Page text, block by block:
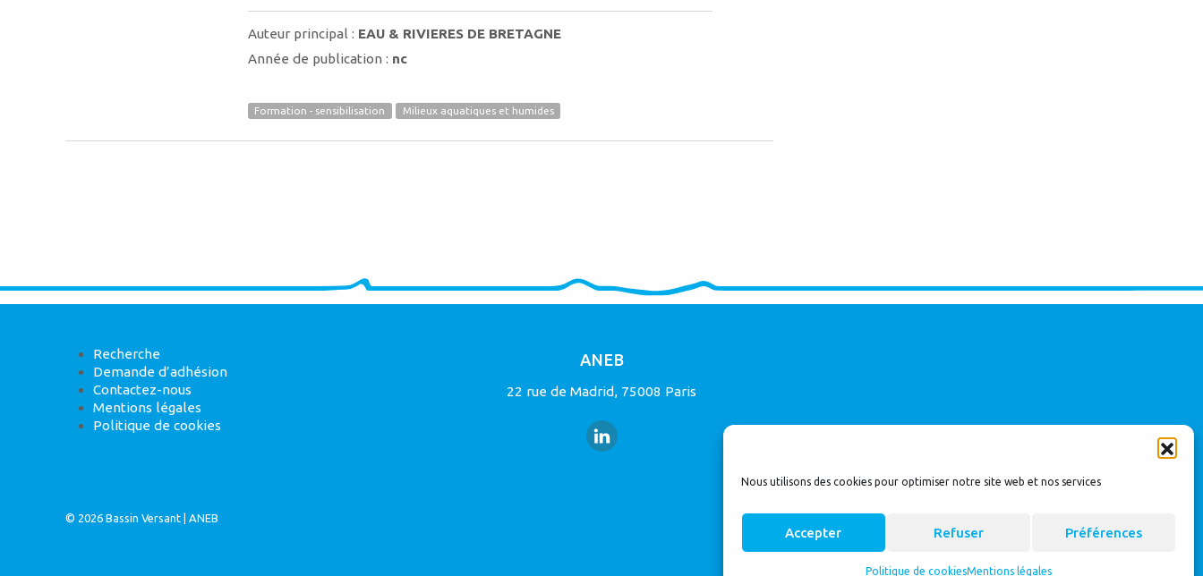
Nous utilisons des cookies pour optimiser notre site web et nos services
Accepter Refuser Préférences
Politique de cookiesMentions légales
Auteur principal : EAU & RIVIERES DE BRETAGNE
Année de publication : nc
Formation - sensibilisation Milieux aquatiques et humides
Recherche
Demande d’adhésion
Contactez-nous
Mentions légales
Politique de cookies
ANEB
22 rue de Madrid, 75008 Paris
© 2026Bassin Versant |ANEB